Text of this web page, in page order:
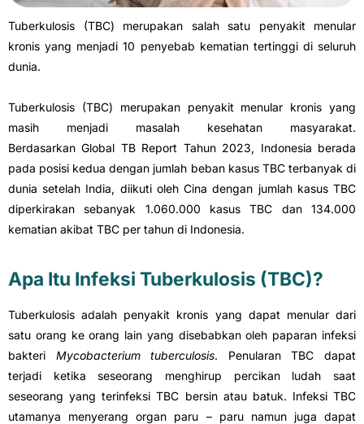
Tuberkulosis (TBC) merupakan salah satu penyakit menular
kronis yang menjadi 10 penyebab kematian tertinggi di seluruh
dunia.
Tuberkulosis (TBC) merupakan penyakit menular kronis yang
masih menjadi masalah kesehatan masyarakat.
Berdasarkan Global TB Report Tahun 2023, Indonesia berada
pada posisi kedua dengan jumlah beban kasus TBC terbanyak di
dunia setelah India, diikuti oleh Cina dengan jumlah kasus TBC
diperkirakan sebanyak 1.060.000 kasus TBC dan 134.000
kematian akibat TBC per tahun di Indonesia.
Apa Itu Infeksi Tuberkulosis (TBC)?
Tuberkulosis adalah penyakit kronis yang dapat menular dari
satu orang ke orang lain yang disebabkan oleh paparan infeksi
bakteri Mycobacterium tuberculosis. Penularan TBC dapat
terjadi ketika seseorang menghirup percikan ludah saat
seseorang yang terinfeksi TBC bersin atau batuk. Infeksi TBC
utamanya menyerang organ paru – paru namun juga dapat